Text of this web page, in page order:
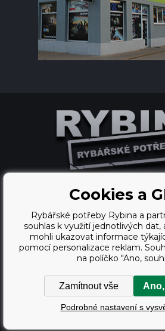
Copyright © 2009 -
Rybářské potřeby
Tento eshop
webdesign
Vortex
Cookies a
Rybářské potřeby Rybina a
souhlas k využití jednotlivých dat,
mohli ukazovat informace
pomocí personalizace reklam.
na políčko "Ano,
Zamítnout vše
Podrobné nastavení s